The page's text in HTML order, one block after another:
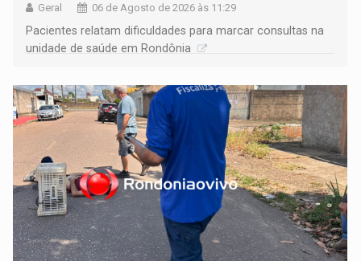
Geral 06 de Agosto de 2026 às 11:29
Pacientes relatam dificuldades para marcar consultas na
unidade de saúde em Rondônia